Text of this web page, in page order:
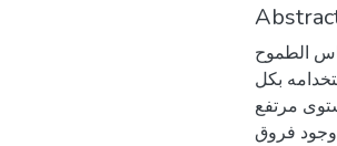
الطموح
بكل
مرتفع
وجود فروق